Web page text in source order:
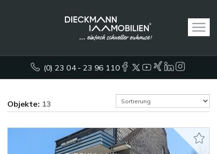
(0) 23 04 - 23 96 110
Objekte: 13